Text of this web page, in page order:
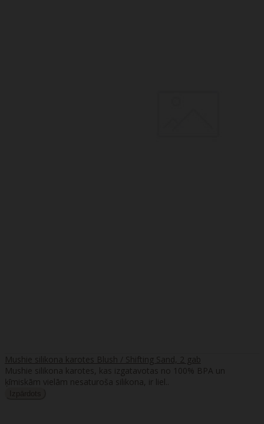
Mushie silikona karotes Blush / Shifting Sand, 2 gab
Mushie silikona karotes, kas izgatavotas no 100% BPA un
ķīmiskām vielām nesaturoša silikona, ir liel..